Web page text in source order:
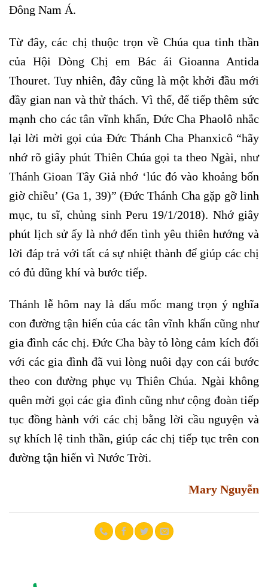
Đông Nam Á.
Từ đây, các chị thuộc trọn về Chúa qua tinh thần
của Hội Dòng Chị em Bác ái Gioanna Antida
Thouret. Tuy nhiên, đây cũng là một khởi đầu mới
đầy gian nan và thử thách. Vì thế, để tiếp thêm sức
mạnh cho các tân vĩnh khấn, Đức Cha Phaolô nhắc
lại lời mời gọi của Đức Thánh Cha Phanxicô “hãy
nhớ rõ giây phút Thiên Chúa gọi ta theo Ngài, như
Thánh Gioan Tây Giả nhớ ‘lúc đó vào khoảng bốn
giờ chiều’ (Ga 1, 39)” (Đức Thánh Cha gặp gỡ linh
mục, tu sĩ, chủng sinh Peru 19/1/2018). Nhớ giây
phút lịch sử ấy là nhớ đến tình yêu thiên hướng và
lời đáp trả với tất cả sự nhiệt thành để giúp các chị
có đủ dũng khí và bước tiếp.
Thánh lễ hôm nay là dấu mốc mang trọn ý nghĩa
con đường tận hiến của các tân vĩnh khấn cũng như
gia đình các chị. Đức Cha bày tỏ lòng cảm kích đối
với các gia đình đã vui lòng nuôi dạy con cái bước
theo con đường phục vụ Thiên Chúa. Ngài không
quên mời gọi các gia đình cũng như cộng đoàn tiếp
tục đồng hành với các chị bằng lời cầu nguyện và
sự khích lệ tinh thần, giúp các chị tiếp tục trên con
đường tận hiến vì Nước Trời.
Mary Nguyễn